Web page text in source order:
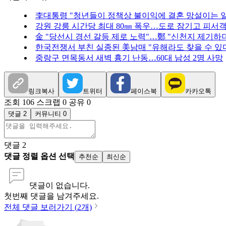
李대통령 "청년들이 정책상 불이익에 결혼 망설이는
강원 강릉 시간당 최대 80㎜ 폭우…도로 잠기고 피서
金 "당선시 경선 갈등 제로 노력"…鄭 "신천지 제기하
한국전쟁서 부친 실종된 美남매 "유해라도 찾을 수
중랑구 면목동서 새벽 흉기 난동…60대 남성 2명 사망
링크복사 트위터 페이스북 카카오톡
조회 106 스크랩 0 공유 0
댓글 2 커뮤니티 0
댓글 2
댓글 정렬 옵션 선택
추천순 최신순
댓글이 없습니다.
첫번째 댓글을 남겨주세요.
전체 댓글 보러가기 (2개)